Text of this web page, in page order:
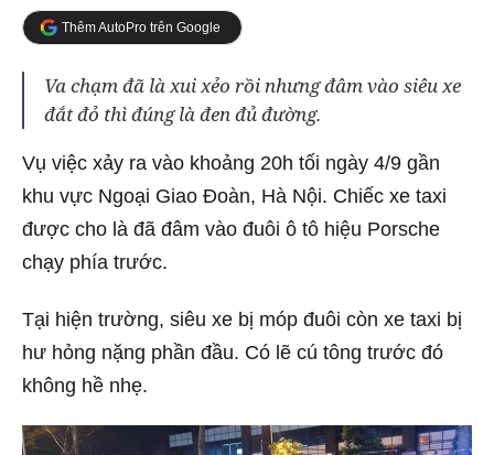
Thêm AutoPro trên Google
Va chạm đã là xui xẻo rồi nhưng đâm vào siêu xe
đắt đỏ thì đúng là đen đủ đường.
Vụ việc xảy ra vào khoảng 20h tối ngày 4/9 gần
khu vực Ngoại Giao Đoàn, Hà Nội. Chiếc xe taxi
được cho là đã đâm vào đuôi ô tô hiệu Porsche
chạy phía trước.
Tại hiện trường, siêu xe bị móp đuôi còn xe taxi bị
hư hỏng nặng phần đầu. Có lẽ cú tông trước đó
không hề nhẹ.